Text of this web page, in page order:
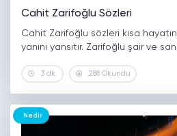
Cahit Zarifoğlu Sözleri
Cahit Zarifoğlu sözleri kısa
yanını yansıtır. Zarifoğlu şair ve
3 dk. 288 Okundu
Nedir